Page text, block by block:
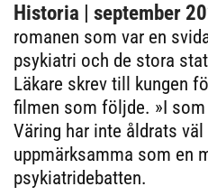
Historia | september
romanen som var en
psykiatri och de stora
Läkare skrev till kungen
filmen som följde. »I
Väring har inte åldrats
uppmärksamma som en
psykiatridebatten.